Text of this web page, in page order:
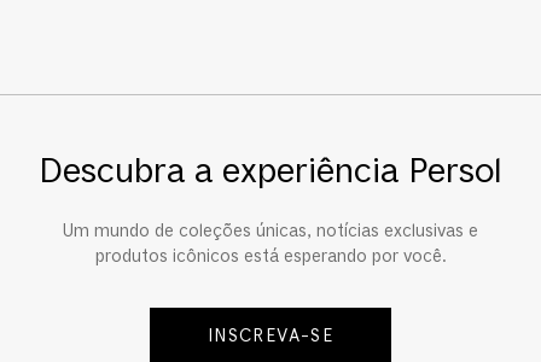
Descubra a experiência Persol
Um mundo de coleções únicas, notícias exclusivas e
produtos icônicos está esperando por você.
INSCREVA-SE